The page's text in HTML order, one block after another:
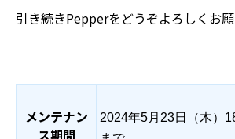
引き続きPepperをどうぞよろしくお願
メンテナン
2024年5月 23日（木）